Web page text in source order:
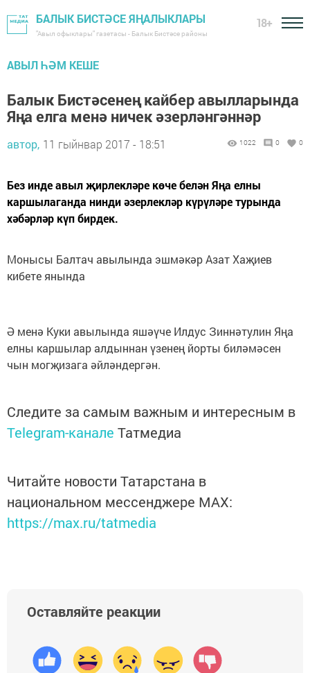
БАЛЫК БИСТӘСЕ ЯҢАЛЫКЛАРЫ
"Авыл офыклары" газетасы - Балык Бистәсе районы
18+
АВЫЛ ҺӘМ КЕШЕ
Балык Бистәсенең кайбер авылларында
Яңа елга менә ничек әзерләнгәннәр
автор, 11 гыйнвар 2017 - 18:51 1022 0 0
Без инде авыл җирлекләре көче белән Яңа елны
каршылаганда нинди әзерлекләр күрүләре турында
хәбәрләр күп бирдек.
Монысы Балтач авылында эшмәкәр Азат Хаҗиев
кибете янында
Ә менә Куки авылында яшәүче Илдус Зиннәтулин Яңа
елны каршылар алдыннан үзенең йорты биләмәсен
чын могҗизага әйләндергән.
Следите за самым важным и интересным в
Telegram-канале Татмедиа
Читайте новости Татарстана в
национальном мессенджере MАХ:
https://max.ru/tatmedia
Оставляйте реакции